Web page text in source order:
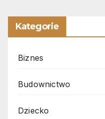
Kategorie
Biznes
Budownictwo
Dziecko